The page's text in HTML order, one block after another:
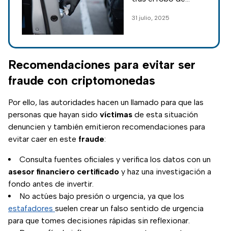
engañarte con
conoce cómo evitar
caer en la trampa.
31 julio, 2025
Recomendaciones para evitar ser
fraude con criptomonedas
Por ello, las autoridades hacen un llamado para que las
personas que hayan sido víctimas de esta situación
denuncien y también emitieron recomendaciones para
evitar caer en este fraude:
Consulta fuentes oficiales y verifica los datos con un
asesor financiero certificado y haz una investigación a
fondo antes de invertir.
No actúes bajo presión o urgencia, ya que los
estafadores suelen crear un falso sentido de urgencia
para que tomes decisiones rápidas sin reflexionar.